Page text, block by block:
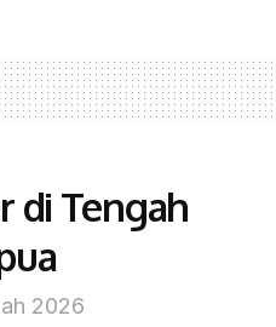
di Tengah
2026